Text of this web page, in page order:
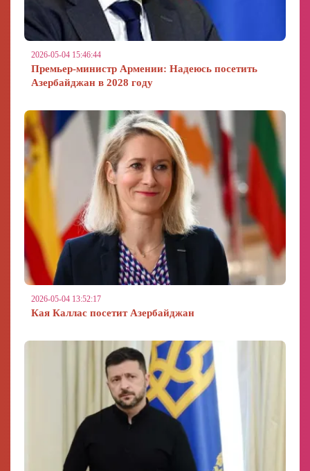
2026-05-04 15:46:44
Премьер-министр Армении: Надеюсь посетить
Азербайджан в 2028 году
2026-05-04 13:52:17
Кая Каллас посетит Азербайджан